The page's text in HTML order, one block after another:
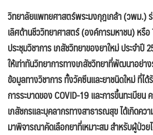
วิทยาลัยแพทยศาสตร์พระมงกุฎเกล้า (วพม.)
เลิศด้านชีววิทยาศาสตร์ (องค์การมหาชน) หรือ
ประชุมวิชาการ เภสัชวิทยาของยาใหม่ ประจำปี
ให้เท่าทันวิทยาการทางเภสัชวิทยาที่พัฒนาอย่า
ข้อมูลทางวิชาการ ทั้งวัคซีนและยาชนิดใหม่ ที่ได้
การระบาดของ COVID-19 และการขึ้นทะเบียน
เภสัชกรและบุคลากรทางสาธารณสุข ได้เกิดควา
มาพิจารณาคัดเลือกยาที่เหมาะสม สำหรับผู้ป่ว